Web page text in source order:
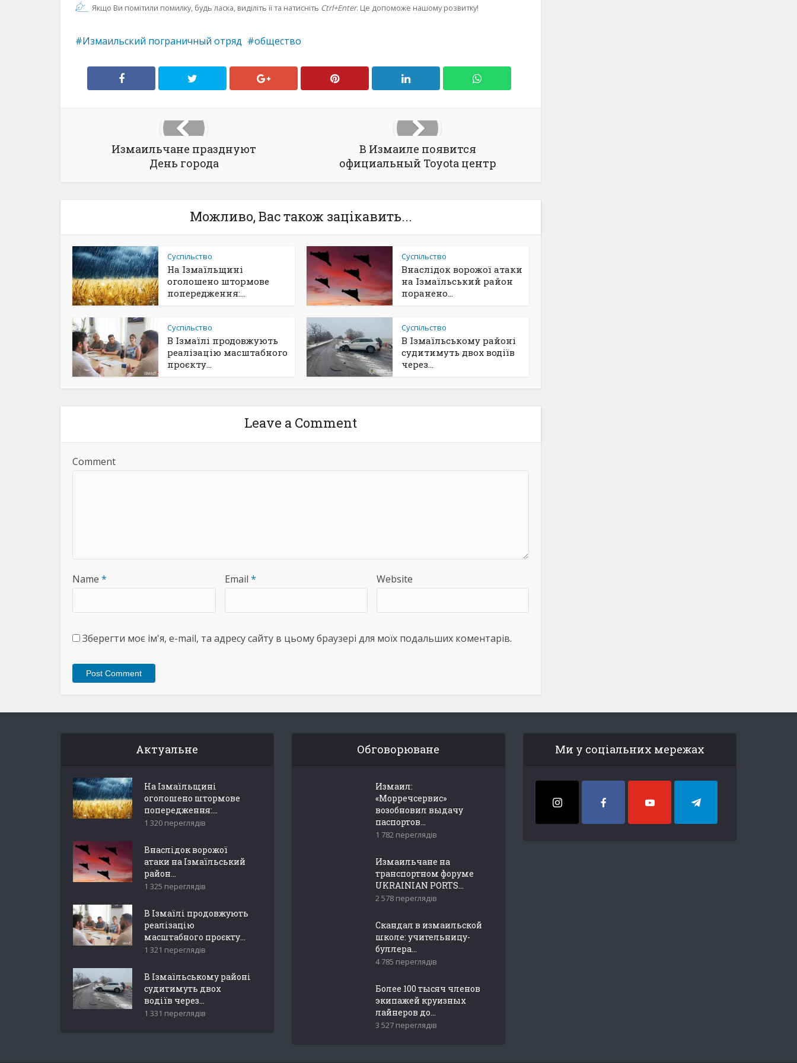
Якщо Ви помітили помилку, будь ласка, виділіть її та натисніть Ctrl+Enter. Це допоможе нашому розвитку!
Измаильский пограничный отряд общество
Измаильчане празднуют
День города
В Измаиле появится
официальный Toyota центр
Можливо, Вас також зацікавить...
Суспільство
На Ізмаїльщині
оголошено штормове
попередження:...
Суспільство
Внаслідок ворожої атаки
на Ізмаїльський район
поранено...
Суспільство
В Ізмаїлі продовжують
реалізацію масштабного
проєкту...
Суспільство
В Ізмаїльському районі
судитимуть двох водіїв
через...
Leave a Comment
Comment
Name * Email * Website
Зберегти моє ім'я, e-mail, та адресу сайту в цьому браузері для моїх подальших коментарів.
Актуальне
На Ізмаїльщині
оголошено штормове
попередження:...
1 320 переглядів
Внаслідок ворожої
атаки на Ізмаїльський
район...
1 325 переглядів
В Ізмаїлі продовжують
реалізацію
масштабного проєкту...
1 321 переглядів
В Ізмаїльському районі
судитимуть двох
водіїв через...
1 331 переглядів
Обговорюване
Измаил:
«Морречсервис»
возобновил выдачу
паспортов...
1 782 переглядів
Измаильчане на
транспортном форуме
UKRAINIAN PORTS...
2 578 переглядів
Скандал в измаильской
школе: учительницу-
буллера...
4 785 переглядів
Более 100 тысяч членов
экипажей круизных
лайнеров до...
3 527 переглядів
Ми у соціальних мережах